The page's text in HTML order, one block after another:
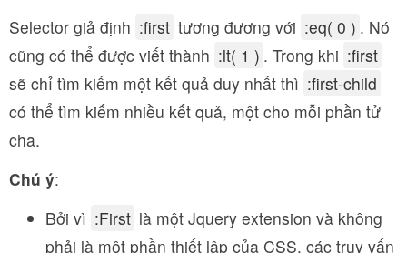
Selector giả định :first tương đương với :eq( 0 ) . Nó
cũng có thể được viết thành :lt( 1 ) . Trong khi :first
sẽ chỉ tìm kiếm một kết quả duy nhất thì :first-child
có thể tìm kiếm nhiều kết quả, một cho mỗi phần tử
cha.
Chú ý:
Bởi vì :First là một Jquery extension và không
phải là một phần thiết lập của CSS, các truy vấn